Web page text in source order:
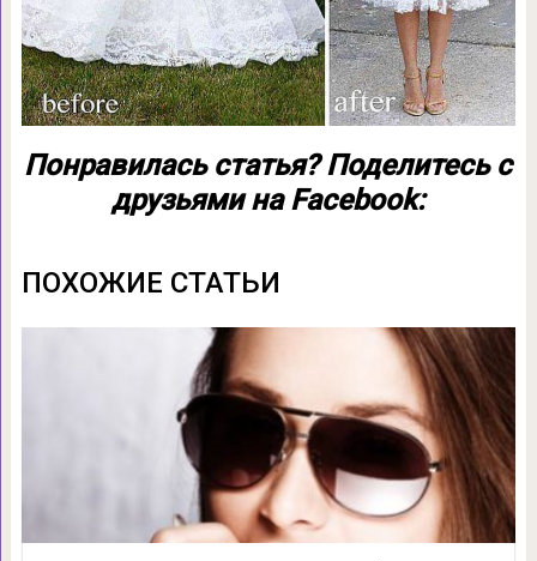
Понравилась статья? Поделитесь с
друзьями на Facebook:
ПОХОЖИЕ СТАТЬИ